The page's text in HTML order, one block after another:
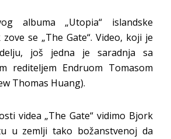
albuma „Utopia“ islandske
se „The Gate“. Video, koji je
još jedna je saradnja sa
rediteljem Endruom Tomasom
Thomas Huang).
videa „The Gate“ vidimo Bjork
u zemlji tako božanstvenoj da